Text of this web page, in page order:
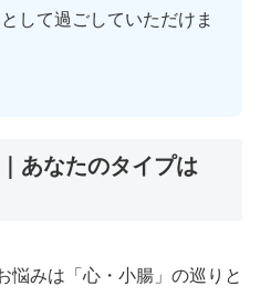
して過ごしていただけま
あなたのタイプは
悩みは「心・小腸」の巡りと